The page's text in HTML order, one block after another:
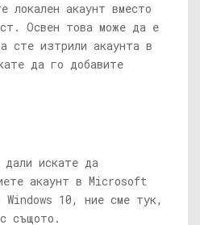
локален акаунт вместо
Освен това може да е
сте изтрили акаунта в
да го добавите
дали искате да
акаунт в Microsoft
10, ние сме тук,
същото.